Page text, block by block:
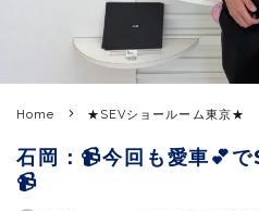
Home ★SEVショールーム東京★
石岡：📹今回も愛車💕で
📹